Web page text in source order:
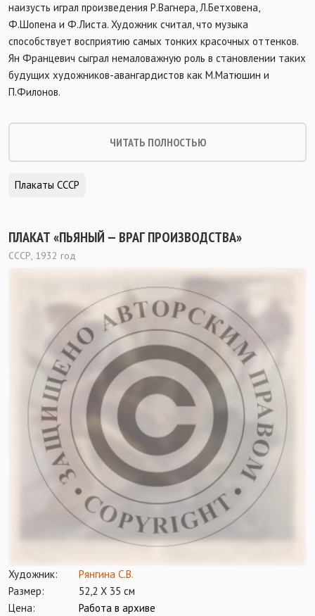
наизусть играл произведения Р.Вагнера, Л.Бетховена,
Ф.Шопена и Ф.Листа. Художник считал, что музыка
способствует восприятию самых тонких красочных оттенков.
Ян Францевич сыграл немаловажную роль в становлении таких
будущих художников-авангардистов как М.Матюшин и
П.Филонов.
ЧИТАТЬ ПОЛНОСТЬЮ
Плакаты СССР
ПЛАКАТ «ПЬЯНЫЙ — ВРАГ ПРОИЗВОДСТВА»
СССР, 1932 год
Художник:
Рянгина С.В.
Размер:
52,2 Х 35 см
Цена:
Работа в архиве